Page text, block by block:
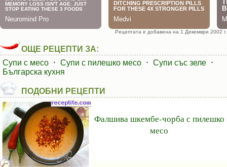
Рецептата е добавена на 1 Декември 2002 г.
ОЩЕ РЕЦЕПТИ ЗА:
Супи с месо ⋅ Супи с пилешко месо ⋅ Супи със зеле ⋅
Българска кухня
ПОДОБНИ РЕЦЕПТИ
Фалшива шкембе-чорба с пилешко
месо